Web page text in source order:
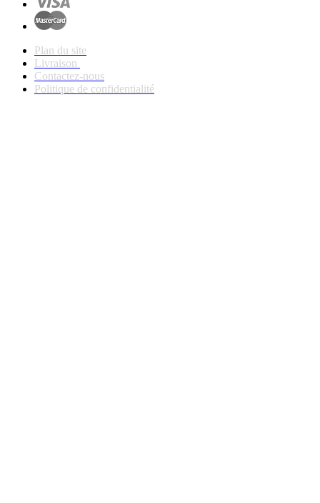
Plan du site
Livraison
Contactez-nous
Politique de confidentialité